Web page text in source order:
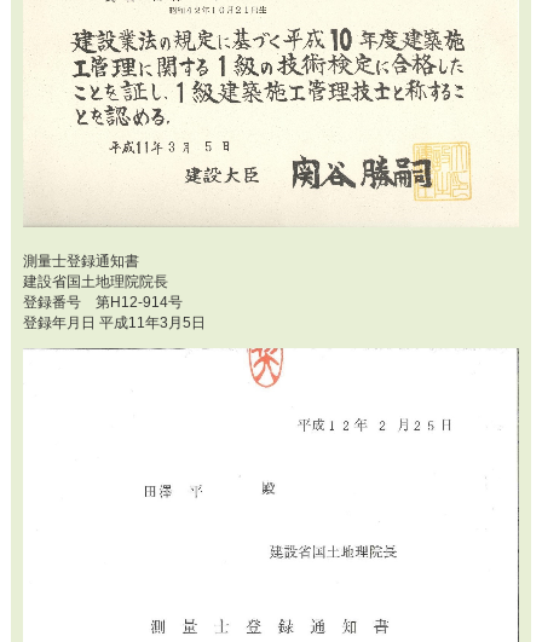
測量士登録通知書
建設省国土地理院院長
登録番号 第H12-914号
登録年月日 平成11年3月5日